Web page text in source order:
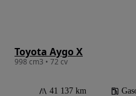
Toyota Aygo X
998 cm3 • 72 cv
41 137 km